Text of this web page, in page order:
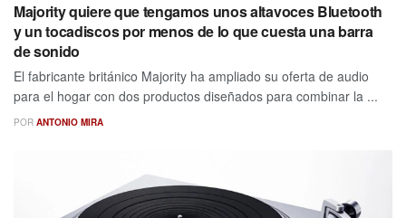
Majority quiere que tengamos unos altavoces Bluetooth
y un tocadiscos por menos de lo que cuesta una barra
de sonido
El fabricante británico Majority ha ampliado su oferta de audio
para el hogar con dos productos diseñados para combinar la ...
POR ANTONIO MIRA